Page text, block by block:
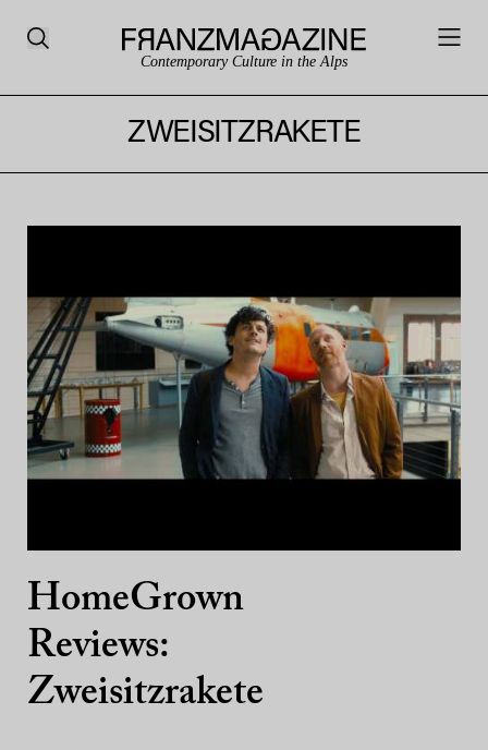
Contemporary Culture in the Alps
ZWEISITZRAKETE
HomeGrown
Reviews:
Zweisitzrakete